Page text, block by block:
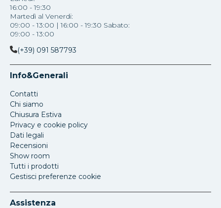
16:00 - 19:30
Martedì al Venerdi:
09:00 - 13:00 | 16:00 - 19:30 Sabato:
09:00 - 13:00
(+39) 091 587793
Info&Generali
Contatti
Chi siamo
Chiusura Estiva
Privacy e cookie policy
Dati legali
Recensioni
Show room
Tutti i prodotti
Gestisci preferenze cookie
Assistenza